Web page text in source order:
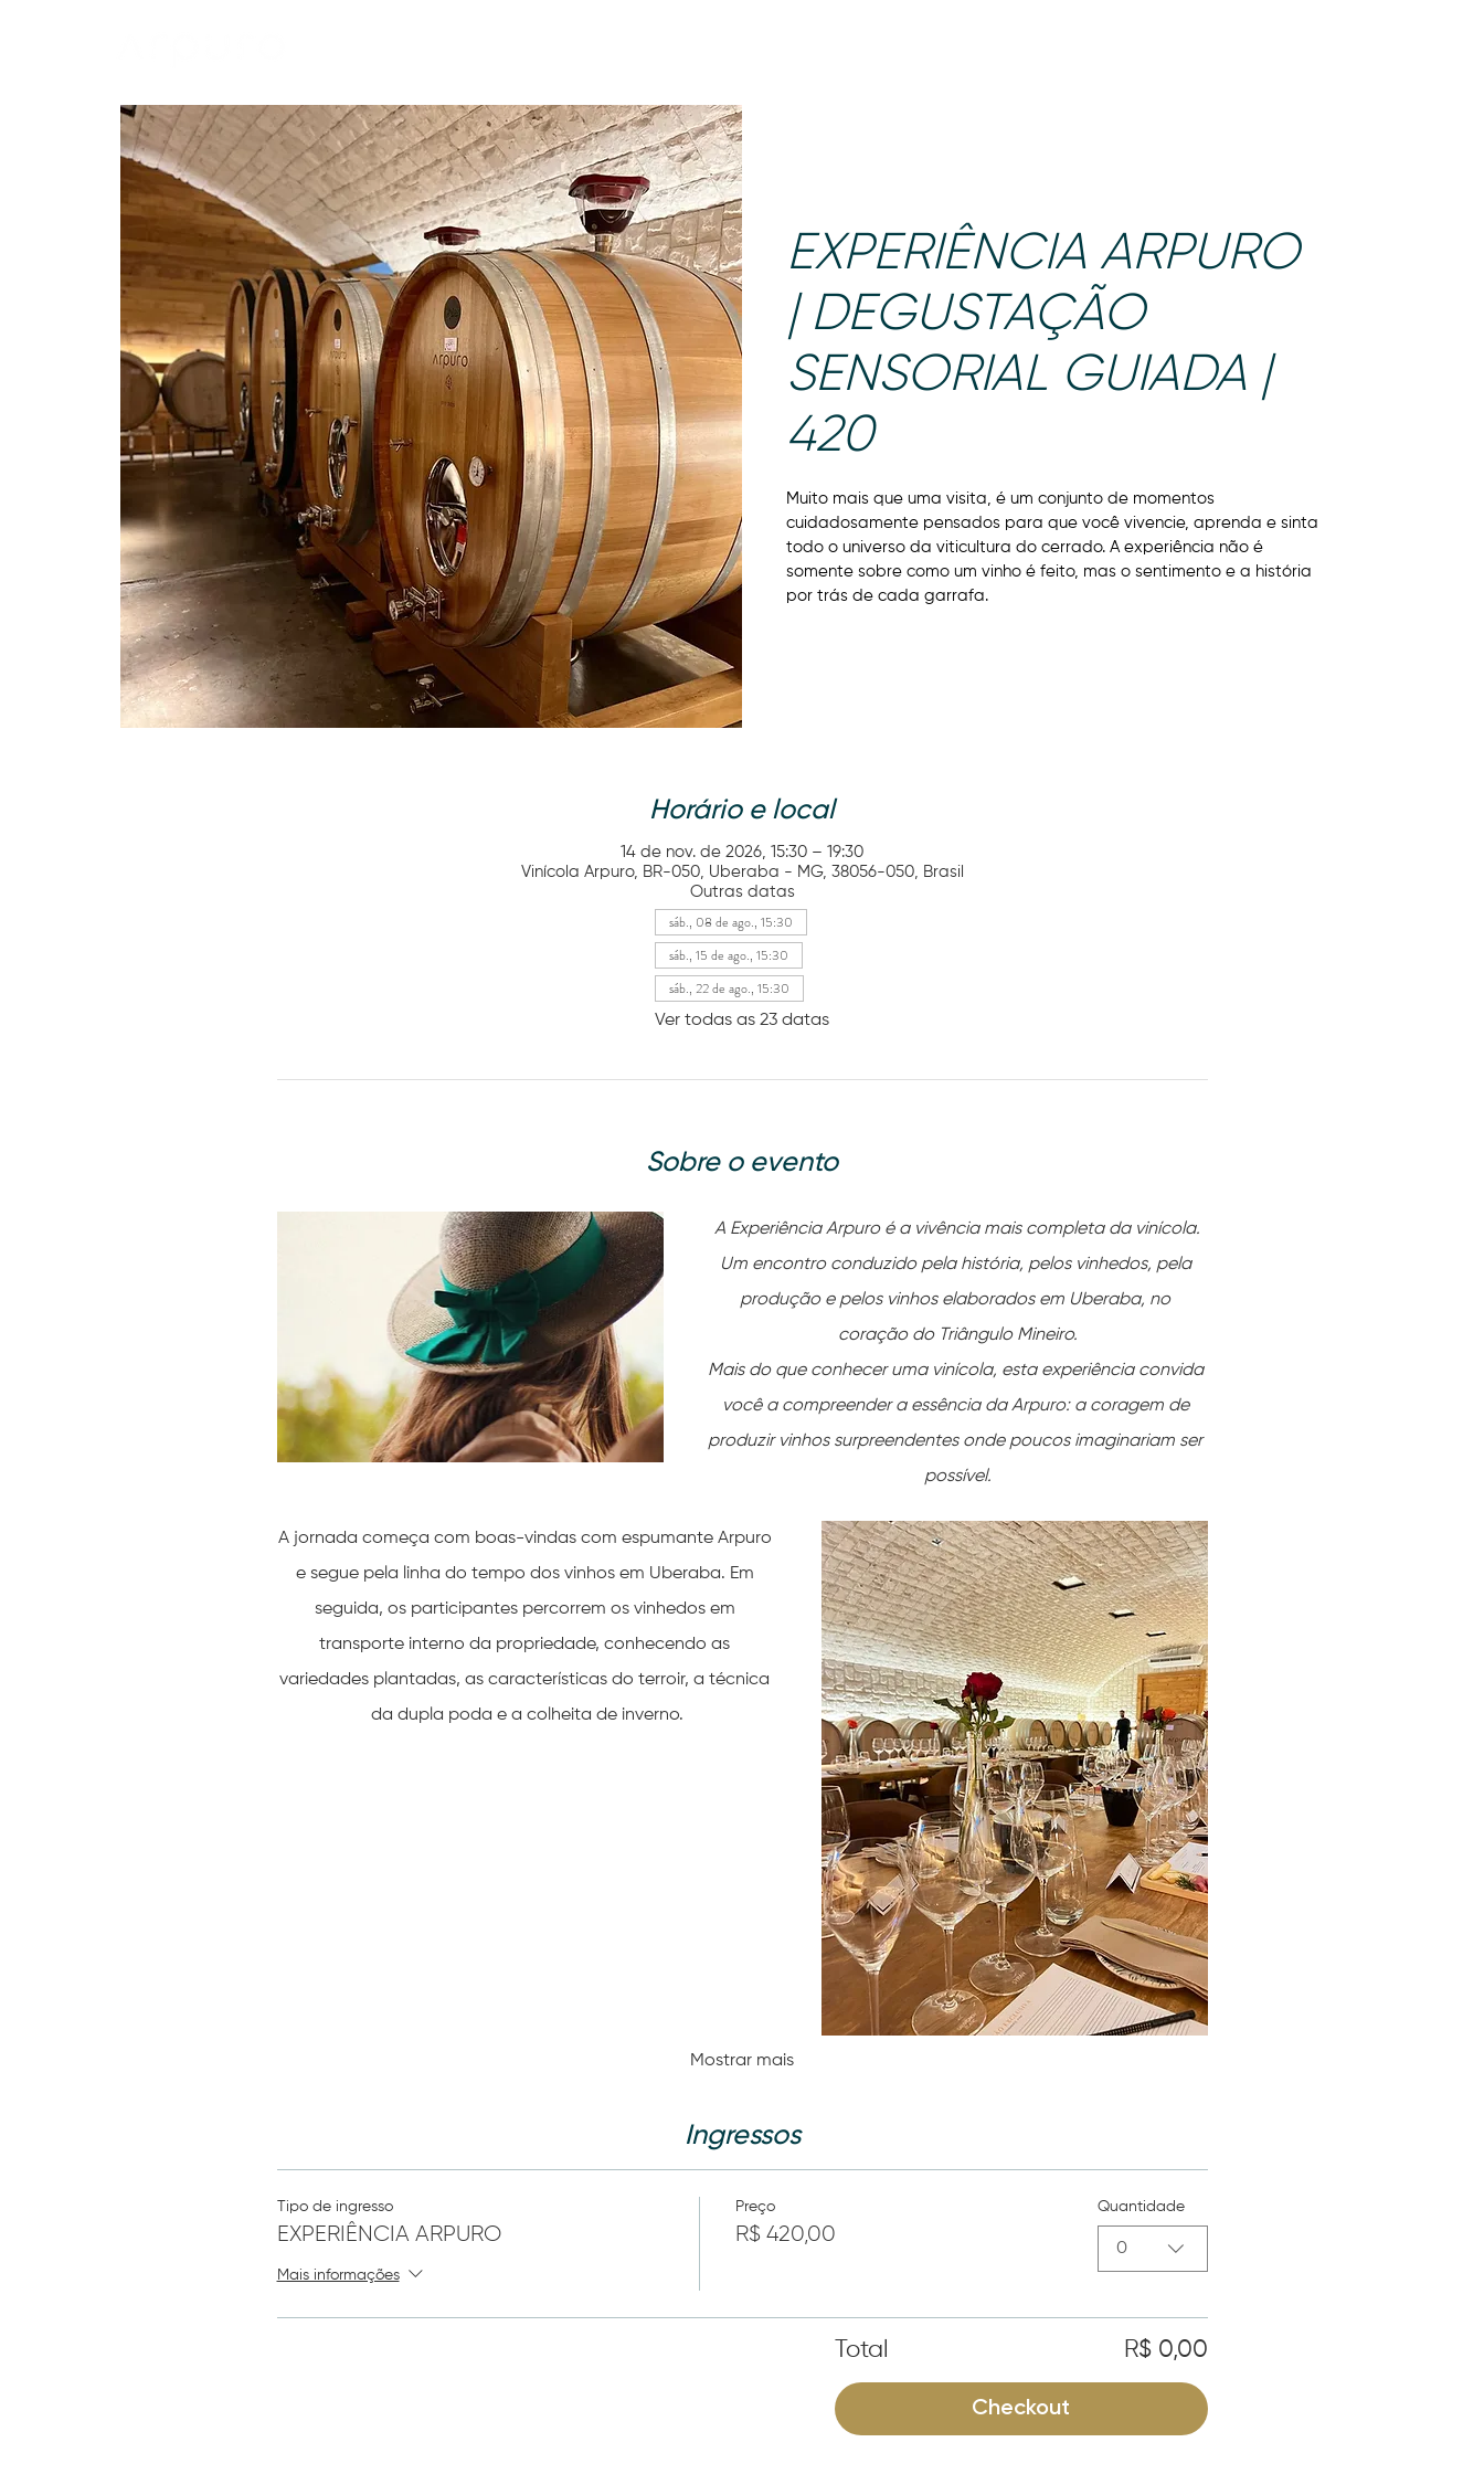
EXPERIÊNCIA ARPURO
| DEGUSTAÇÃO
SENSORIAL GUIADA |
420
Muito mais que uma visita, é um conjunto de momentos
cuidadosamente pensados para que você vivencie, aprenda e sinta
todo o universo da viticultura do cerrado. A experiência não é
somente sobre como um vinho é feito, mas o sentimento e a história
por trás de cada garrafa.
Horário e local
14 de nov. de 2026, 15:30 – 19:30
Vinícola Arpuro, BR-050, Uberaba - MG, 38056-050, Brasil
Outras datas
sáb., 08 de ago., 15:30
sáb., 15 de ago., 15:30
sáb., 22 de ago., 15:30
Ver todas as 23 datas
Sobre o evento
A Experiência Arpuro é a vivência mais completa da vinícola.
Um encontro conduzido pela história, pelos vinhedos, pela
produção e pelos vinhos elaborados em Uberaba, no
coração do Triângulo Mineiro.
Mais do que conhecer uma vinícola, esta experiência convida
você a compreender a essência da Arpuro: a coragem de
produzir vinhos surpreendentes onde poucos imaginariam ser
possível.
A jornada começa com boas-vindas com espumante Arpuro
e segue pela linha do tempo dos vinhos em Uberaba. Em
seguida, os participantes percorrem os vinhedos em
transporte interno da propriedade, conhecendo as
variedades plantadas, as características do terroir, a técnica
da dupla poda e a colheita de inverno.
Mostrar mais
Ingressos
Tipo de ingresso
EXPERIÊNCIA ARPURO
Mais informações
Preço
R$ 420,00
Quantidade
0
Total R$ 0,00
Checkout